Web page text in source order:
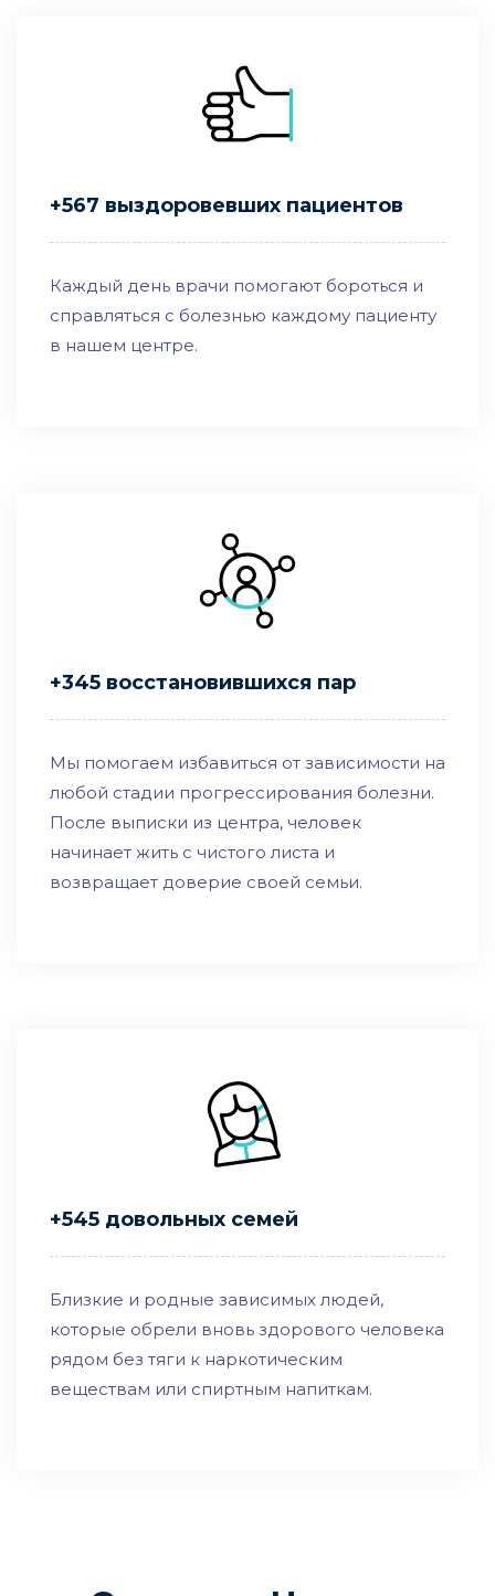
+567 выздоровевших пациентов
Каждый день врачи помогают бороться и
справляться с болезнью каждому пациенту
в нашем центре.
+345 восстановившихся пар
Мы помогаем избавиться от зависимости на
любой стадии прогрессирования болезни.
После выписки из центра, человек
начинает жить с чистого листа и
возвращает доверие своей семьи.
+545 довольных семей
Близкие и родные зависимых людей,
которые обрели вновь здорового человека
рядом без тяги к наркотическим
веществам или спиртным напиткам.